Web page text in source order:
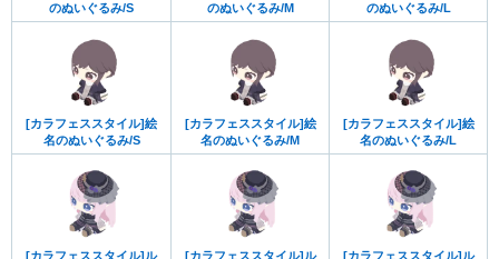
のぬいぐるみ/S
のぬいぐるみ/M
のぬいぐるみ/L
[カラフェススタイル]絵
名のぬいぐるみ/S
[カラフェススタイル]絵
名のぬいぐるみ/M
[カラフェススタイル]絵
名のぬいぐるみ/L
[カラフェススタイル]ル [カラフェススタイル]ル [カラフェススタイル]ル